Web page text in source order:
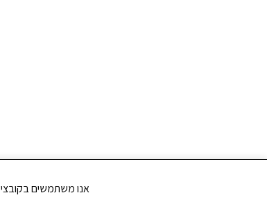
אנו משתמשים בקובצי Cookie כדי לשפר את חווית הגלישה שלך ולנתח את תנועת הגולשים באתר. האם את/ה מסכים/ה לשימוש בקובצי Cookie?